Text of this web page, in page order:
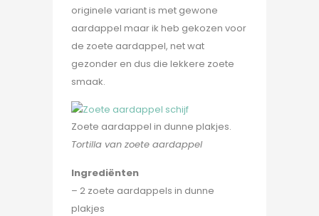
originele variant is met gewone
aardappel maar ik heb gekozen voor
de zoete aardappel, net wat
gezonder en dus die lekkere zoete
smaak.
Zoete aardappel in dunne plakjes.
Tortilla van zoete aardappel
Ingrediënten
– 2 zoete aardappels in dunne
plakjes